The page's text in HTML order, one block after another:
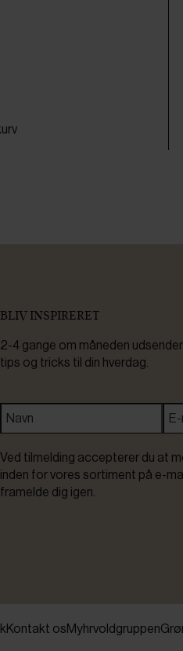
BLIV INSPIRERET
2-4 gange om måneden
tips og tricks til din hverdag.
Ved tilmelding accepterer du at
inden for vores sortiment på e-
framelde dig igen.
Kontakt osMyhrvoldgruppen